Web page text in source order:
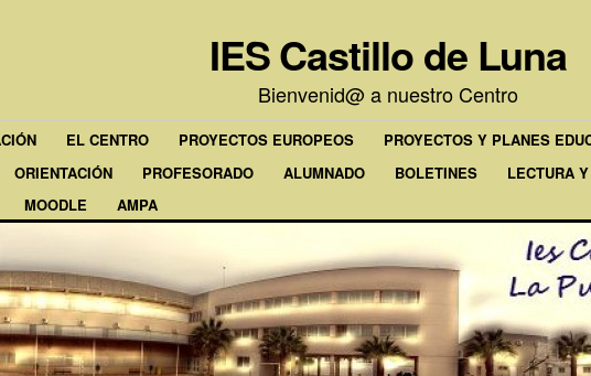
IES Castillo de Luna
Bienvenid@ a nuestro Centro
EL CENTRO PROYECTOS EUROPEOS PROYECTOS Y PLANES
ORIENTACIÓN PROFESORADO ALUMNADO BOLETINES LECTURA
MOODLE AMPA